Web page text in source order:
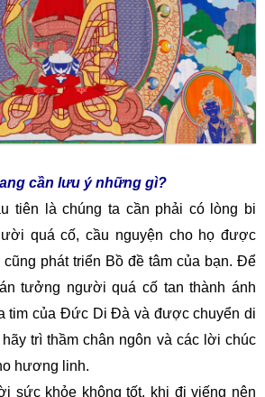
cần lưu ý những gì?
tiên là chúng ta cần phải có lòng bi
quá cố, cầu nguyện cho họ được
phát triển Bồ đề tâm của bạn. Để
tưởng người quá cố tan thành ánh
tim của Đức Di Đà và được chuyển di
trì thầm chân ngôn và các lời chúc
hương linh.
sức khỏe không tốt, khi đi viếng nên